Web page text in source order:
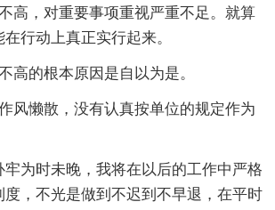
高，对重要事项重视严重不足。就算
行动上真正实行起来。
高的根本原因是自以为是。
风懒散，没有认真按单位的规定作为
牢为时未晚，我将在以后的工作中严格
，不光是做到不迟到不早退，在平时